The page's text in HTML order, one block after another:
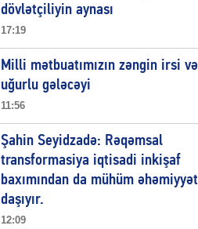
dövlətçiliyin aynası
17:19
Milli mətbuatımızın zəngin irsi və
uğurlu gələcəyi
11:56
Şahin Seyidzadə: Rəqəmsal
transformasiya iqtisadi inkişaf
baxımından da mühüm əhəmiyyət
daşıyır.
12:09